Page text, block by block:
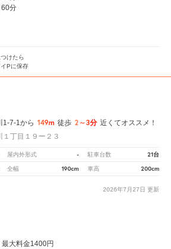
分
けたら
Pに保存
1-7-1から 149m 徒歩 2～3分 近くてオススメ！
丁目１９ー２３
屋内外形式 - 駐車台数 21台
全幅 190cm 車高 200cm
2026年7月27日 更新
最大料金1400円